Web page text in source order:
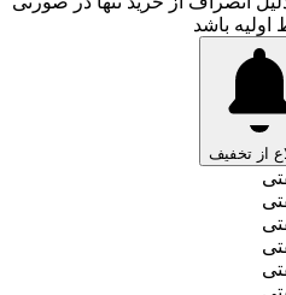
اولیه باشد
از تخفیف